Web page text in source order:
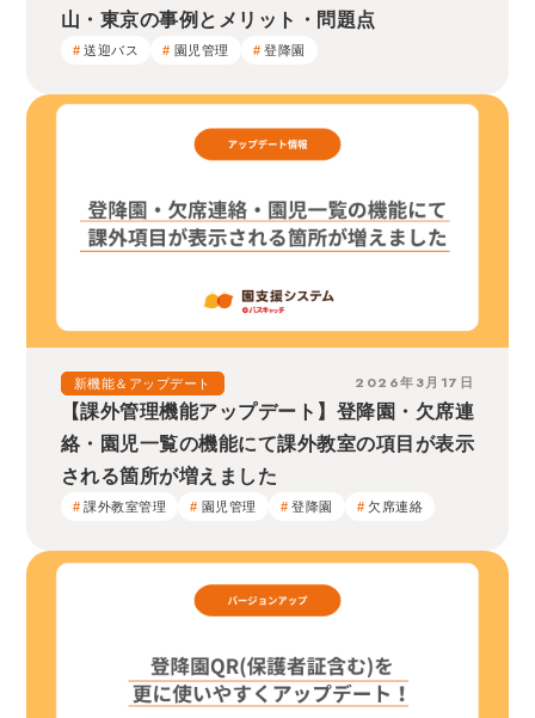
山・東京の事例とメリット・問題点
送迎バス 園児管理 登降園
新機能＆アップデート 2026年3月17日
【課外管理機能アップデート】登降園・欠席連
絡・園児一覧の機能にて課外教室の項目が表示
される箇所が増えました
課外教室管理 園児管理 登降園 欠席連絡